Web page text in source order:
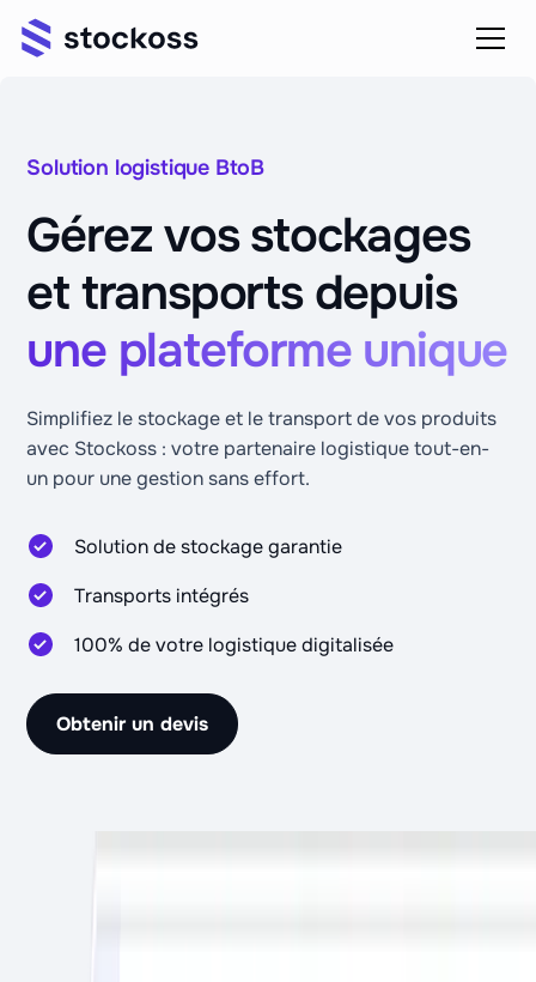
Solution logistique BtoB
Gérez vos stockages
et transports depuis
une plateforme unique
Simplifiez le stockage et le transport de vos produits
avec Stockoss : votre partenaire logistique tout-en-
un pour une gestion sans effort.
Solution de stockage garantie
Transports intégrés
100% de votre logistique digitalisée
Obtenir un devis